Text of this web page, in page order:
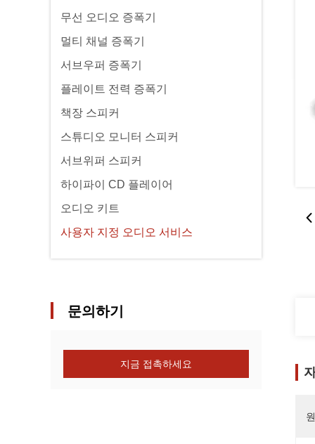
무선 오디오 증폭기
멀티 채널 증폭기
서브우퍼 증폭기
플레이트 전력 증폭기
책장 스피커
스튜디오 모니터 스피커
서브위퍼 스피커
하이파이 CD 플레이어
오디오 키트
사용자 지정 오디오 서비스
문의하기
지금 접촉하세요